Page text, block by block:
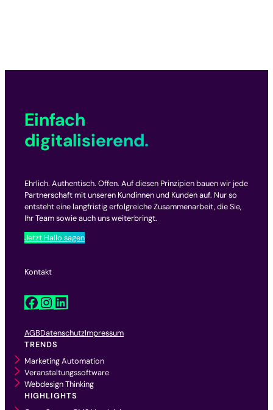
Einfach
digitalisierend.
Ehrlich. Authentisch. Offen. Auf diesen Prinzipien bauen wir jede
Partnerschaft mit unseren Kundinnen und Kunden auf. Nur so
entsteht eine langfristig erfolgreiche Zusammenarbeit, die Sie,
Ihr Team sowie auch uns weiterbringt.
Jetzt Hallo sagen
Kontakt
Facebook InstagramLinkedIn
AGBDatenschutzImpressum
TRENDS
Marketing Automation
Veranstaltungssoftware
Webdesign Thinking
HIGHLIGHTS